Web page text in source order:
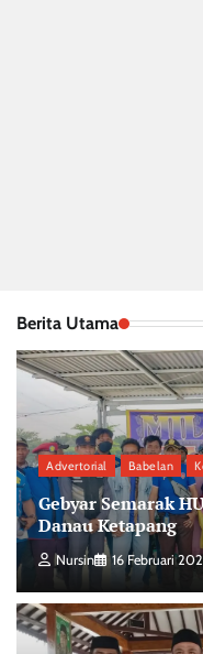
Berita Utama
Advertorial Babelan
Gebyar Semarak
Danau Ketapang
Nursin 16 Februari